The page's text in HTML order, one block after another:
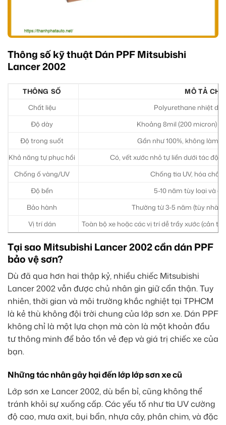
Thông số kỹ thuật Dán PPF Mitsubishi
Lancer 2002
THÔNG SỐ
MÔ TẢ CHI
Chất liệu
Polyurethane nhiệt
Độ dày
Khoảng 8mil (200 micron)
Độ trong suốt
Gần như 100%, không làm
Khả năng tự phục hồi
Có, vết xước nhỏ tự liền dưới tác
Chống ố vàng/UV
Chống tia UV, hóa
Độ bền
5-10 năm tùy loại và
Bảo hành
Thường từ 3-5 năm (tùy nhà
Vị trí dán
Toàn bộ xe hoặc các vị trí dễ trầy xước (cản
Tại sao Mitsubishi Lancer 2002 cần dán PPF
bảo vệ sơn?
Dù đã qua hơn hai thập kỷ, nhiều chiếc Mitsubishi
Lancer 2002 vẫn được chủ nhân gìn giữ cẩn thận. Tuy
nhiên, thời gian và môi trường khắc nghiệt tại TPHCM
là kẻ thù không đội trời chung của lớp sơn xe. Dán PPF
không chỉ là một lựa chọn mà còn là một khoản đầu
tư thông minh để bảo tồn vẻ đẹp và giá trị chiếc xe của
bạn.
Những tác nhân gây hại đến lớp lớp sơn xe cũ
Lớp sơn xe Lancer 2002, dù bền bỉ, cũng không thể
tránh khỏi sự xuống cấp. Các yếu tố như tia UV cường
độ cao, mưa axit, bụi bẩn, nhựa cây, phân chim, và đặc